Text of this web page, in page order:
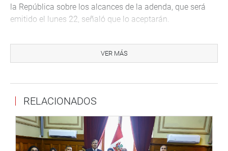
la República sobre los alcances de la adenda, que será
emitido el lunes 22, señaló que lo aceptarán.
superior de control habían sido tomadas en cuenta por el
Ministerio de Transportes y Comunicaciones en otros
La presidenta del Congreso, Luz Salgado Rubianes,
suspendió la sesión de interpelación a las 13:31 horas, y
convocó para reanudarla a partir de las 14:30 horas.
(JTR).
VER MÁS
RELACIONADOS